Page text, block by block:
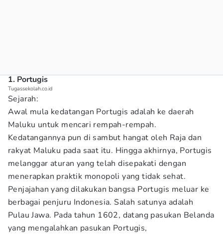
1. Portugis
Tugassekolah.co.id
Sejarah:
Awal mula kedatangan Portugis adalah ke daerah
Maluku untuk mencari rempah-rempah.
Kedatangannya pun di sambut hangat oleh Raja dan
rakyat Maluku pada saat itu. Hingga akhirnya, Portugis
melanggar aturan yang telah disepakati dengan
menerapkan praktik monopoli yang tidak sehat.
Penjajahan yang dilakukan bangsa Portugis meluar ke
berbagai penjuru Indonesia. Salah satunya adalah
Pulau Jawa. Pada tahun 1602, datang pasukan Belanda
yang mengalahkan pasukan Portugis,